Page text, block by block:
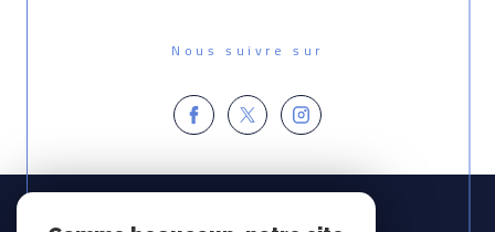
Nous suivre sur
Espace
PROPRIÉTAIRE